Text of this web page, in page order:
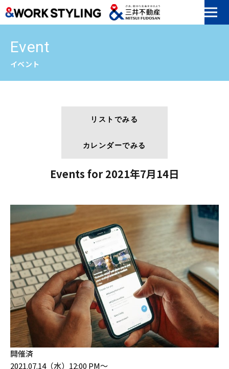
Event
イベント
リストでみる
カレンダーでみる
Events for 2021年7月14日
開催済
2021.07.14（水）12:00 PM〜